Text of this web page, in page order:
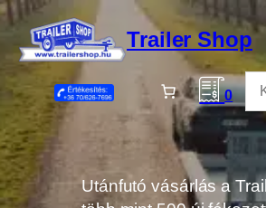
Ugrás
tartalomhoz
Trailer Shop
0
Utánfutó vásárlás a